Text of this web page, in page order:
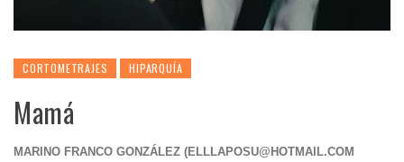
CORTOMETRAJES HIPARQUÍA
Mamá
MARINO FRANCO GONZÁLEZ (ELLLAPOSU@HOTMAIL.COM